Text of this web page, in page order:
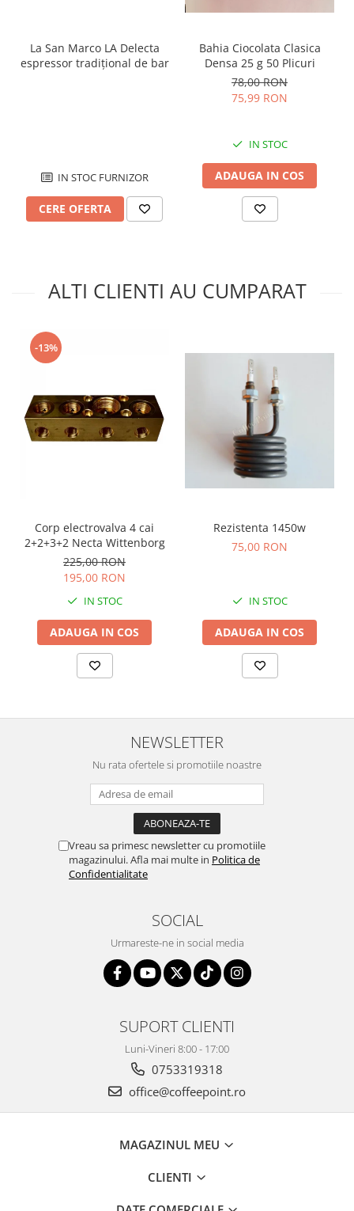
La San Marco LA Delecta
espressor tradițional de bar
IN STOC FURNIZOR
CERE OFERTA
Bahia Ciocolata Clasica
Densa 25 g 50 Plicuri
78,00 RON
75,99 RON
IN STOC
ADAUGA IN COS
ALTI CLIENTI AU CUMPARAT
-13%
Corp electrovalva 4 cai
2+2+3+2 Necta Wittenborg
225,00 RON
195,00 RON
IN STOC
ADAUGA IN COS
Rezistenta 1450w
75,00 RON
IN STOC
ADAUGA IN COS
NEWSLETTER
Nu rata ofertele si promotiile noastre
Vreau sa primesc newsletter cu promotiile
magazinului. Afla mai multe in Politica de
Confidentialitate
SOCIAL
Urmareste-ne in social media
SUPORT CLIENTI
Luni-Vineri 8:00 - 17:00
0753319318
office@coffeepoint.ro
MAGAZINUL MEU
CLIENTI